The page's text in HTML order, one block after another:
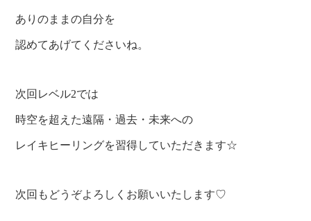
ありのままの自分を
認めてあげてくださいね。
次回レベル2では
時空を超えた遠隔・過去・未来への
レイキヒーリングを習得していただきます☆
次回もどうぞよろしくお願いいたします♡